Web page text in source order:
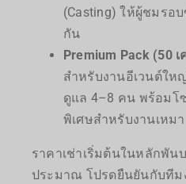
(Casting) ให้ผู้ชมรอ
กัน
Premium Pack (50
สำหรับงานอีเวนต์ใ
ดูแล 4–8 คน พร้อมโ
พิเศษสำหรับงานเหมา
ราคาเช่าเริ่มต้นในหลักพัน
ประมาณ โปรดยืนยันกับทีม